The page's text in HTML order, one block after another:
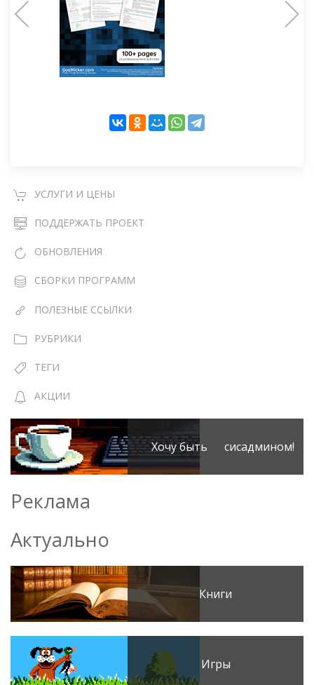
УСЛУГИ И ЦЕНЫ
ПОДДЕРЖАТЬ ПРОЕКТ
ОБНОВЛЕНИЯ
СБОРКИ ПРОГРАММ
ПОЛЕЗНЫЕ ССЫЛКИ
РУБРИКИ
ТЕГИ
АКЦИИ
Хочу быть сисадмином!
Реклама
Актуально
Книги
Игры